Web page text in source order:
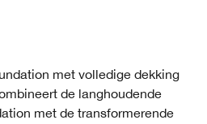
met volledige dekking
de langhoudende
met de transformerende